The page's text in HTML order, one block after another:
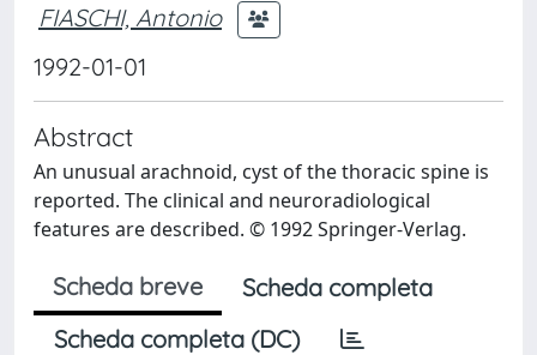
FIASCHI, Antonio
1992-01-01
Abstract
An unusual arachnoid, cyst of the thoracic spine is
reported. The clinical and neuroradiological
features are described. © 1992 Springer-Verlag.
Scheda breve
Scheda completa
Scheda completa (DC)